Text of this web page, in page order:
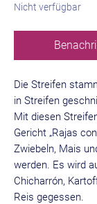
Nicht verfügbar
Die Streifen
in Streifen
Mit diesen
Gericht „Rajas
Zwiebeln, Mais
werden. Es wird
Chicharrón,
Reis gegessen.